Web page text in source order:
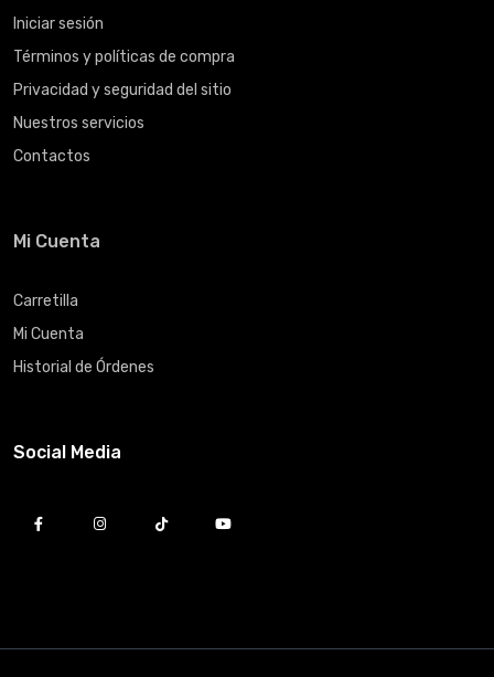
Iniciar sesión
Términos y políticas de compra
Privacidad y seguridad del sitio
Nuestros servicios
Contactos
Mi Cuenta
Carretilla
Mi Cuenta
Historial de Órdenes
Social Media